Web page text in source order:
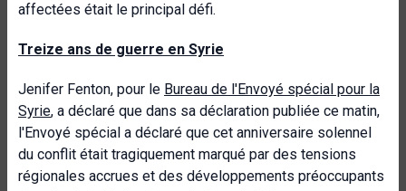
affectées était le principal défi.
Treize ans de guerre en Syrie
Jenifer Fenton, pour le Bureau de l'Envoyé spécial pour la
Syrie, a déclaré que dans sa déclaration publiée ce matin,
l'Envoyé spécial a déclaré que cet anniversaire solennel
du conflit était tragiquement marqué par des tensions
régionales accrues et des développements préoccupants